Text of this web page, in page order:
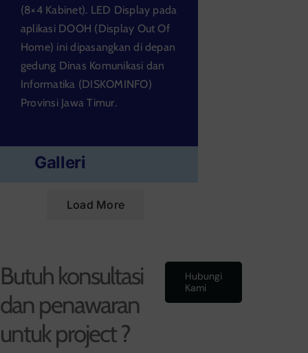
(8×4 Kabinet). LED Display pada
aplikasi DOOH (Display Out Of
Home) ini dipasangkan di depan
gedung Dinas Komunikasi dan
Informatika (DISKOMINFO)
Provinsi Jawa Timur.
Galleri
Load More
Butuh konsultasi
dan penawaran
untuk project ?
Hubungi
Kami